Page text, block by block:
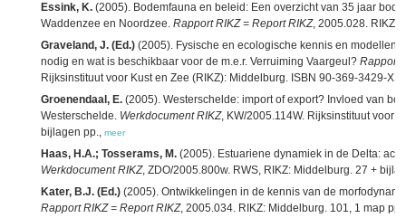
Essink, K. (2005). Bodemfauna en beleid: Een overzicht van 35 jaar
Waddenzee en Noordzee. Rapport RIKZ = Report RIKZ, 2005.028. RIKZ:
Graveland, J. (Ed.) (2005). Fysische en ecologische kennis en modellen
nodig en wat is beschikbaar voor de m.e.r. Verruiming Vaargeul? Rapport
Rijksinstituut voor Kust en Zee (RIKZ): Middelburg. ISBN 90-369-3429-X.
Groenendaal, E. (2005). Westerschelde: import of export? Invloed van
Westerschelde. Werkdocument RIKZ, KW/2005.114W. Rijksinstituut voor
bijlagen pp., meer
Haas, H.A.; Tosserams, M. (2005). Estuariene dynamiek in de Delta:
Werkdocument RIKZ, ZDO/2005.800w. RWS, RIKZ: Middelburg. 27 +
Kater, B.J. (Ed.) (2005). Ontwikkelingen in de kennis van de
Rapport RIKZ = Report RIKZ, 2005.034. RIKZ: Middelburg. 101, 1 map